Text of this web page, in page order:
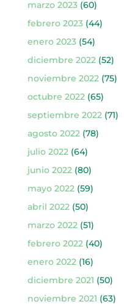
marzo 2023(60)
febrero 2023(44)
enero 2023(54)
diciembre 2022(52)
noviembre 2022(75)
octubre 2022(65)
septiembre 2022(71)
agosto 2022(78)
julio 2022(64)
junio 2022(80)
mayo 2022(59)
abril 2022(50)
marzo 2022(51)
febrero 2022(40)
enero 2022(16)
diciembre 2021 (50)
noviembre 2021 (63)